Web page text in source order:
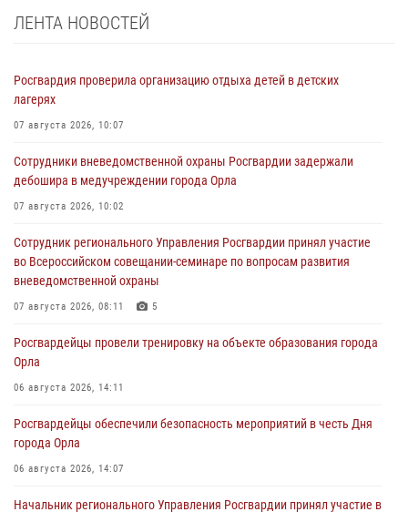
ЛЕНТА НОВОСТЕЙ
Росгвардия проверила организацию отдыха детей в детских
лагерях
07 августа 2026, 10:07
Сотрудники вневедомственной охраны Росгвардии задержали
дебошира в медучреждении города Орла
07 августа 2026, 10:02
Сотрудник регионального Управления Росгвардии принял участие
во Всероссийском совещании-семинаре по вопросам развития
вневедомственной охраны
07 августа 2026, 08:11 5
Росгвардейцы провели тренировку на объекте образования города
Орла
06 августа 2026, 14:11
Росгвардейцы обеспечили безопасность мероприятий в честь Дня
города Орла
06 августа 2026, 14:07
Начальник регионального Управления Росгвардии принял участие в